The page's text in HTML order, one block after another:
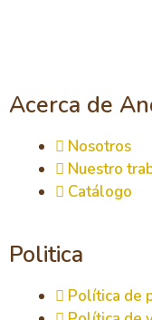
Acerca de
Nosotros
Nuestro
Catálogo
Politica
Política de